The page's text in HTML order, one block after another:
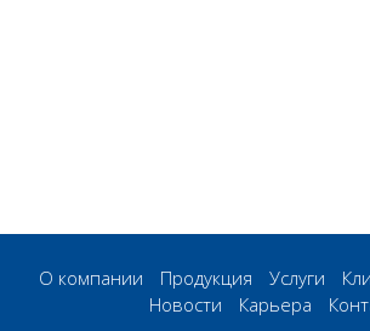
О компании Продукция Услуги
Новости
Карьера